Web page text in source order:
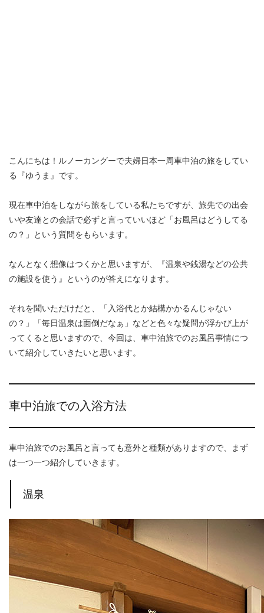
こんにちは！ルノーカングーで夫婦日本一周車中泊の旅をしてい
る『ゆうま』です。
現在車中泊をしながら旅をしている私たちですが、旅先での出会
いや友達との会話で必ずと言っていいほど「お風呂はどうしてる
の？」という質問をもらいます。
なんとなく想像はつくかと思いますが、『温泉や銭湯などの公共
の施設を使う』というのが答えになります。
それを聞いただけだと、「入浴代とか結構かかるんじゃない
の？」「毎日温泉は面倒だなぁ」などと色々な疑問が浮かび上が
ってくると思いますので、今回は、車中泊旅でのお風呂事情につ
いて紹介していきたいと思います。
車中泊旅での入浴方法
車中泊旅でのお風呂と言っても意外と種類がありますので、まず
は一つ一つ紹介していきます。
温泉